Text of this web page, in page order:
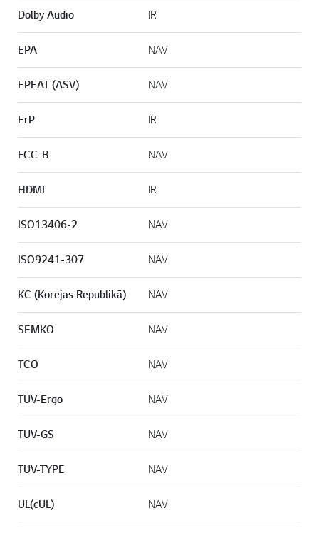
Dolby Audio IR
EPA NAV
EPEAT (ASV) NAV
ErP IR
FCC-B NAV
HDMI IR
ISO13406-2 NAV
ISO9241-307 NAV
KC (Korejas Republikā) NAV
SEMKO NAV
TCO NAV
TUV-Ergo NAV
TUV-GS NAV
TUV-TYPE NAV
UL(cUL) NAV